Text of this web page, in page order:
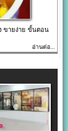
ขายง่าย ขั้นตอน
อ่านต่อ...